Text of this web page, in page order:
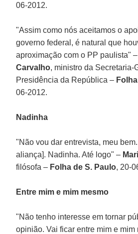
06-2012.
"Assim como nós aceitamos o
governo federal, é natural que
aproximação com o PP paulista"
Carvalho, ministro da Secretaria-
Presidência da República –
06-2012.
Nadinha
"Não vou dar entrevista, meu
aliança]. Nadinha. Até logo" –
filósofa – Folha de S. Paulo, 20-
Entre mim e mim mesmo
"Não tenho interesse em tornar
opinião. Vai ficar entre mim e mim